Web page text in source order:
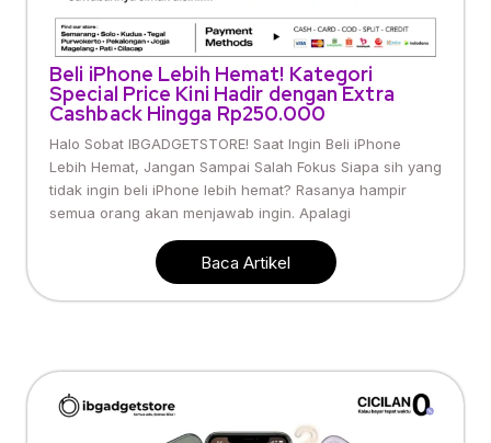
Beli iPhone Lebih Hemat! Kategori
Special Price Kini Hadir dengan Extra
Cashback Hingga Rp250.000
Halo Sobat IBGADGETSTORE! Saat Ingin Beli iPhone
Lebih Hemat, Jangan Sampai Salah Fokus Siapa sih yang
tidak ingin beli iPhone lebih hemat? Rasanya hampir
semua orang akan menjawab ingin. Apalagi
Baca Artikel